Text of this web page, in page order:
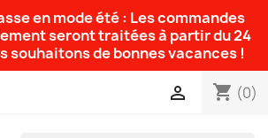
en mode été : Les commandes
seront traitées à partir du 24
souhaitons de bonnes vacances !
shopping_cart (0)
